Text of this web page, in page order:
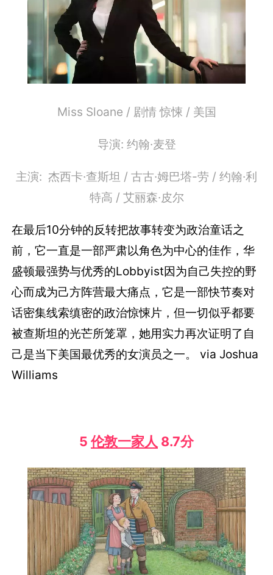
Miss Sloane / 剧情 惊悚 / 美国
导演: 约翰·麦登
主演: 杰西卡·查斯坦 / 古古·姆巴塔-劳 / 约翰·利
特高 / 艾丽森·皮尔
在最后10分钟的反转把故事转变为政治童话之
前，它一直是一部严肃以角色为中心的佳作，华
盛顿最强势与优秀的Lobbyist因为自己失控的野
心而成为己方阵营最大痛点，它是一部快节奏对
话密集线索缜密的政治惊悚片，但一切似乎都要
被查斯坦的光芒所笼罩，她用实力再次证明了自
己是当下美国最优秀的女演员之一。 via Joshua
Williams
5 伦敦一家人 8.7分